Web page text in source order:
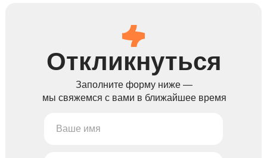
Откликнуться
Заполните форму ниже —
мы свяжемся с вами в ближайшее время